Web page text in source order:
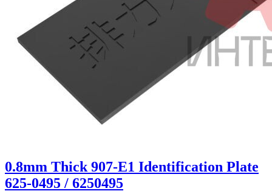
0.8mm Thick 907-E1 Identification Plate
625-0495 / 6250495